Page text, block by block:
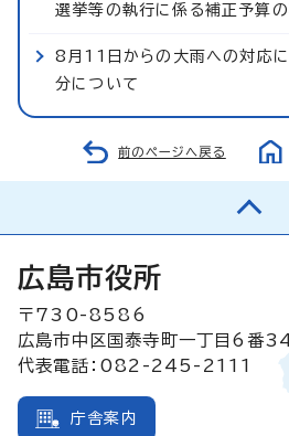
選挙等の執行に係る補正予算
8月11日からの大雨への対応
分について
前のページへ戻る
広島市役所
〒730-8586
広島市中区国泰寺町一丁目6番
代表電話：082-245-2111
庁舎案内